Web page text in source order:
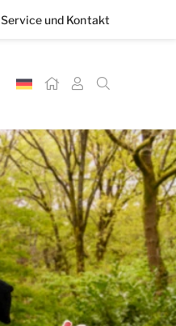
Service und Kontakt